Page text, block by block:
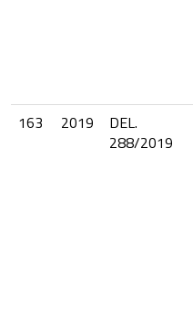
163
2019
DEL.
288/2019